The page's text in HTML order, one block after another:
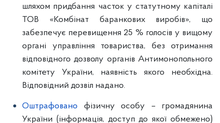
шляхом придбання часток у статутному капіталі
ТОВ «Комбінат баранкових виробів», що
забезпечує перевищення 25 % голосів у вищому
органі управління товариства, без отримання
відповідного дозволу органів Антимонопольного
комітету України, наявність якого необхідна.
Відповідний дозвіл надано.
Оштрафовано фізичну особу – громадянина
України (інформація, доступ до якої обмежено)